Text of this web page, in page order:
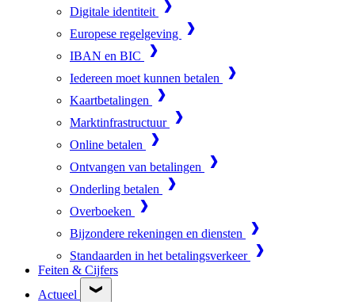
Digitale identiteit
Europese regelgeving
IBAN en BIC
Iedereen moet kunnen betalen
Kaartbetalingen
Marktinfrastructuur
Online betalen
Ontvangen van betalingen
Onderling betalen
Overboeken
Bijzondere rekeningen en diensten
Standaarden in het betalingsverkeer
Feiten & Cijfers
Actueel